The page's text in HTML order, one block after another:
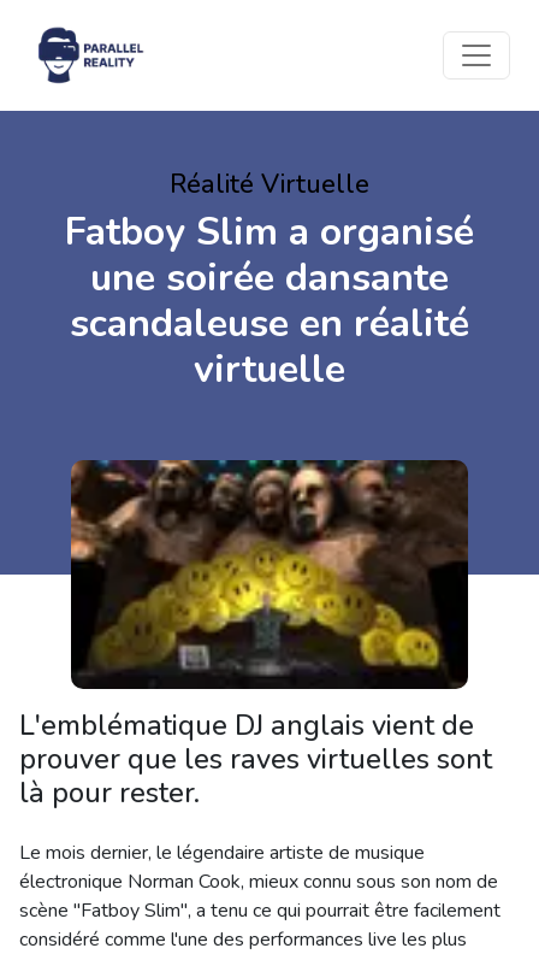
Réalité Virtuelle
Fatboy Slim a organisé
une soirée dansante
scandaleuse en réalité
virtuelle
L'emblématique DJ anglais vient de
prouver que les raves virtuelles sont
là pour rester.
Le mois dernier, le légendaire artiste de musique
électronique Norman Cook, mieux connu sous son nom de
scène "Fatboy Slim", a tenu ce qui pourrait être facilement
considéré comme l'une des performances live les plus